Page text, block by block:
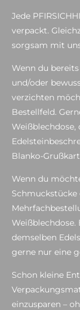
Jede
verpackt.
sorgsam mit
Wenn du
und/oder
verzichten
Bestellfeld.
Weißblechdose,
Blanko-
Wenn du
Schmuckstücke
demselben
gerne nur eine
Schon kleine
einzusparen –